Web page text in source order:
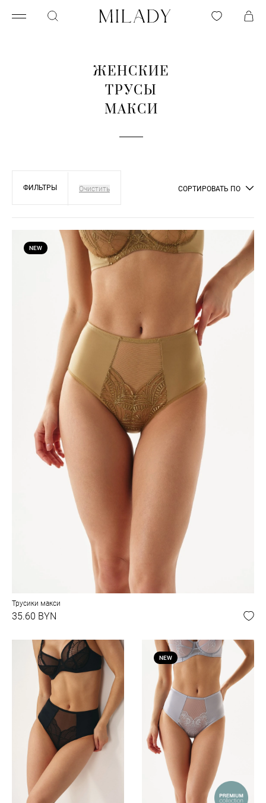
ЖЕНСКИЕ
ТРУСЫ
МАКСИ
ФИЛЬТРЫ СОРТИРОВАТЬ ПО
NEW
Трусики макси
35.60 BYN
NEW